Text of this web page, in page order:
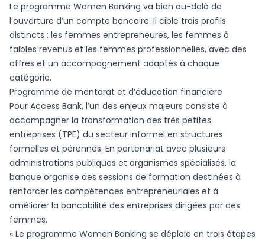
Le programme Women Banking va bien au-delà de
l’ouverture d’un compte bancaire. Il cible trois profils
distincts : les femmes entrepreneures, les femmes à
faibles revenus et les femmes professionnelles, avec des
offres et un accompagnement adaptés à chaque
catégorie.
Programme de mentorat et d’éducation financière
Pour Access Bank, l’un des enjeux majeurs consiste à
accompagner la transformation des très petites
entreprises (TPE) du secteur informel en structures
formelles et pérennes. En partenariat avec plusieurs
administrations publiques et organismes spécialisés, la
banque organise des sessions de formation destinées à
renforcer les compétences entrepreneuriales et à
améliorer la bancabilité des entreprises dirigées par des
femmes.
« Le programme Women Banking se déploie en trois étapes